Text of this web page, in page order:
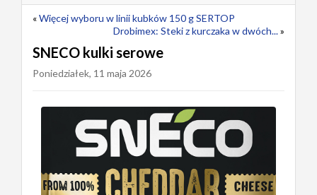
«Więcej wyboru w linii kubków 150 g SERTOP
Drobimex: Steki z kurczaka w dwóch...»
SNECO kulki serowe
Poniedziałek, 11 maja 2026